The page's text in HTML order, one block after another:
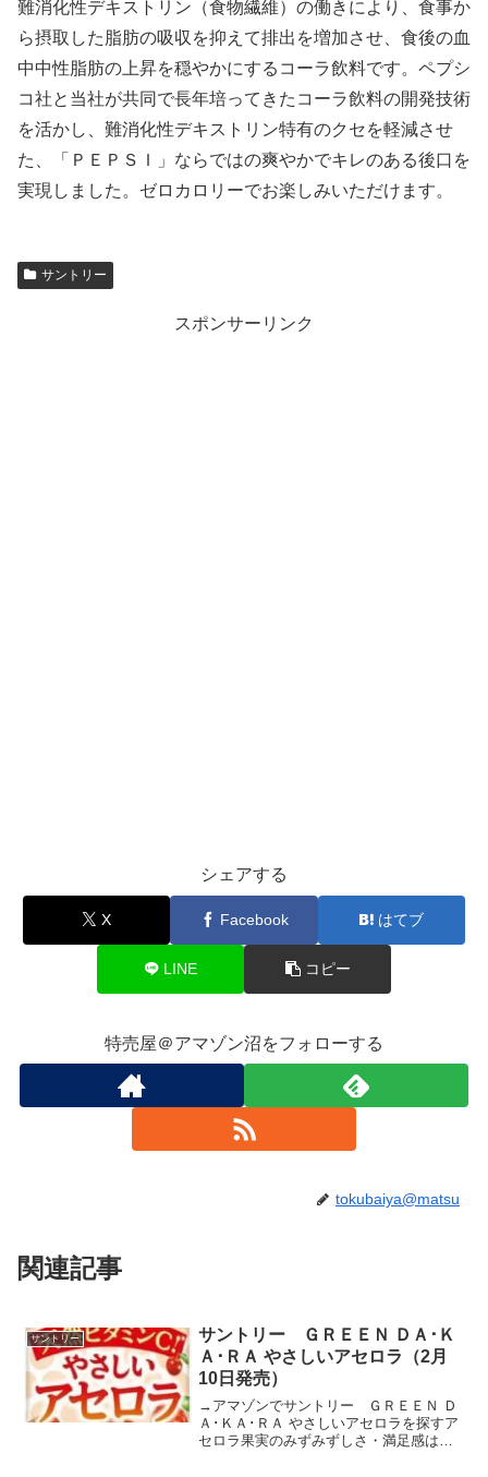
難消化性デキストリン（食物繊維）の働きにより、食事か
ら摂取した脂肪の吸収を抑えて排出を増加させ、食後の血
中中性脂肪の上昇を穏やかにするコーラ飲料です。ペプシ
コ社と当社が共同で長年培ってきたコーラ飲料の開発技術
を活かし、難消化性デキストリン特有のクセを軽減させ
た、「ＰＥＰＳＩ」ならではの爽やかでキレのある後口を
実現しました。ゼロカロリーでお楽しみいただけます。
サントリー
スポンサーリンク
シェアする
X Facebook はてブ
LINE コピー
特売屋＠アマゾン沼をフォローする
tokubaiya@matsu
関連記事
サントリー
サントリー ＧＲＥＥＮ ＤＡ･Ｋ
Ａ･ＲＡ やさしいアセロラ（2月
10日発売）
→アマゾンでサントリー ＧＲＥＥＮ Ｄ
Ａ･ＫＡ･ＲＡ やさしいアセロラを探すア
セロラ果実のみずみずしさ・満足感は維